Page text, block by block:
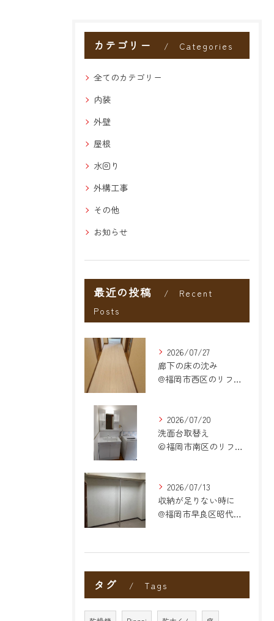
カテゴリー Categories
全てのカテゴリー
内装
外壁
屋根
水回り
外構工事
その他
お知らせ
最近の投稿
Recent
Posts
2026/07/27
廊下の床の沈み
@福岡市西区のリフォーム
2026/07/20
洗面台取替え
＠福岡市南区のリフォーム
2026/07/13
収納が足りない時に
@福岡市早良区昭代のリフォーム
タグ Tags